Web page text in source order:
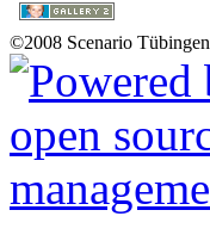
©2008 Scenario Tübingen